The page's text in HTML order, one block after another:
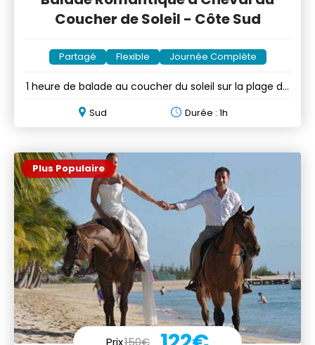
Coucher de Soleil - Côte Sud
Partagé Flexible Journée Complète
1 heure de balade au coucher du soleil sur la plage de
Sud Durée : 1h
Plus Populaire
Prix150€